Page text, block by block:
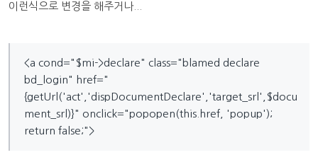
이런식으로 변경을 해주거나...
<a cond="$mi->declare" class="blamed declare
bd_login" href="
{getUrl('act','dispDocumentDeclare','target_srl',$docu
ment_srl)}" onclick="popopen(this.href, 'popup');
return false;">